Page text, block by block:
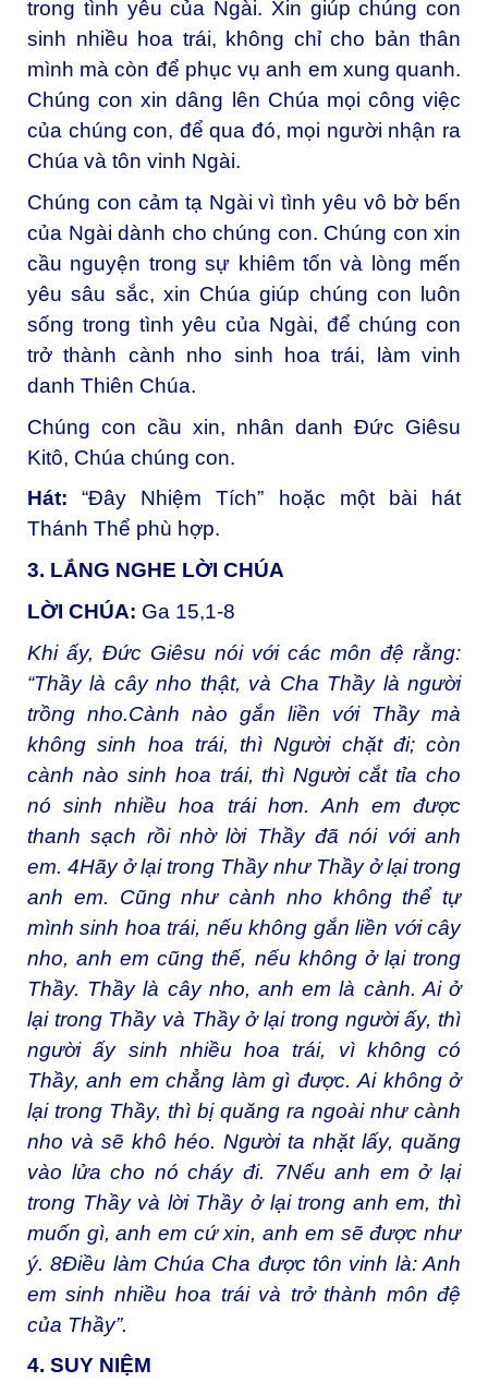
trong tình yêu của Ngài. Xin giúp chúng con
sinh nhiều hoa trái, không chỉ cho bản thân
mình mà còn để phục vụ anh em xung quanh.
Chúng con xin dâng lên Chúa mọi công việc
của chúng con, để qua đó, mọi người nhận ra
Chúa và tôn vinh Ngài.
Chúng con cảm tạ Ngài vì tình yêu vô bờ bến
của Ngài dành cho chúng con. Chúng con xin
cầu nguyện trong sự khiêm tốn và lòng mến
yêu sâu sắc, xin Chúa giúp chúng con luôn
sống trong tình yêu của Ngài, để chúng con
trở thành cành nho sinh hoa trái, làm vinh
danh Thiên Chúa.
Chúng con cầu xin, nhân danh Đức Giêsu
Kitô, Chúa chúng con.
Hát:“Đây Nhiệm Tích” hoặc một bài hát
Thánh Thể phù hợp.
3. LẮNG NGHE LỜI CHÚA
LỜI CHÚA: Ga 15,1-8
Khi ấy, Đức Giêsu nói với các môn đệ rằng:
“Thầy là cây nho thật, và Cha Thầy là người
trồng nho.Cành nào gắn liền với Thầy mà
không sinh hoa trái, thì Người chặt đi; còn
cành nào sinh hoa trái, thì Người cắt tỉa cho
nó sinh nhiều hoa trái hơn. Anh em được
thanh sạch rồi nhờ lời Thầy đã nói với anh
em. 4Hãy ở lại trong Thầy như Thầy ở lại trong
anh em. Cũng như cành nho không thể tự
mình sinh hoa trái, nếu không gắn liền với cây
nho, anh em cũng thế, nếu không ở lại trong
Thầy. Thầy là cây nho, anh em là cành. Ai ở
lại trong Thầy và Thầy ở lại trong người ấy, thì
người ấy sinh nhiều hoa trái, vì không có
Thầy, anh em chẳng làm gì được. Ai không ở
lại trong Thầy, thì bị quăng ra ngoài như cành
nho và sẽ khô héo. Người ta nhặt lấy, quăng
vào lửa cho nó cháy đi. 7Nếu anh em ở lại
trong Thầy và lời Thầy ở lại trong anh em, thì
muốn gì, anh em cứ xin, anh em sẽ được như
ý. 8Điều làm Chúa Cha được tôn vinh là: Anh
em sinh nhiều hoa trái và trở thành môn đệ
của Thầy”.
4. SUY NIỆM